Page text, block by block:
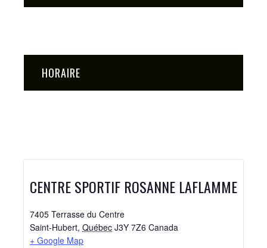
HORAIRE
CENTRE SPORTIF ROSANNE LAFLAMME
7405 Terrasse du Centre
Saint-Hubert, Québec J3Y 7Z6 Canada
+ Google Map